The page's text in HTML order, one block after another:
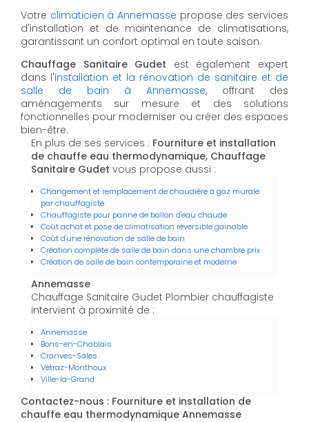
Votre climaticien à Annemasse propose des services
d'installation et de maintenance de climatisations,
garantissant un confort optimal en toute saison.
Chauffage Sanitaire Gudet est également expert
dans l'installation et la rénovation de sanitaire et de
salle de bain à Annemasse, offrant des
aménagements sur mesure et des solutions
fonctionnelles pour moderniser ou créer des espaces
bien-être.
En plus de ses services : Fourniture et installation
de chauffe eau thermodynamique, Chauffage
Sanitaire Gudet vous propose aussi :
Changement et remplacement de chaudière à gaz murale
par chauffagiste
Chauffagiste pour panne de ballon d'eau chaude
Coût achat et pose de climatisation réversible gainable
Coût d'une rénovation de salle de bain
Création complète de salle de bain dans une chambre prix
Création de salle de bain contemporaine et moderne
Annemasse
Chauffage Sanitaire Gudet Plombier chauffagiste
intervient à proximité de :
Annemasse
Bons-en-Chablais
Cranves-Sales
Vétraz-Monthoux
Ville-la-Grand
Contactez-nous : Fourniture et installation de
chauffe eau thermodynamique Annemasse